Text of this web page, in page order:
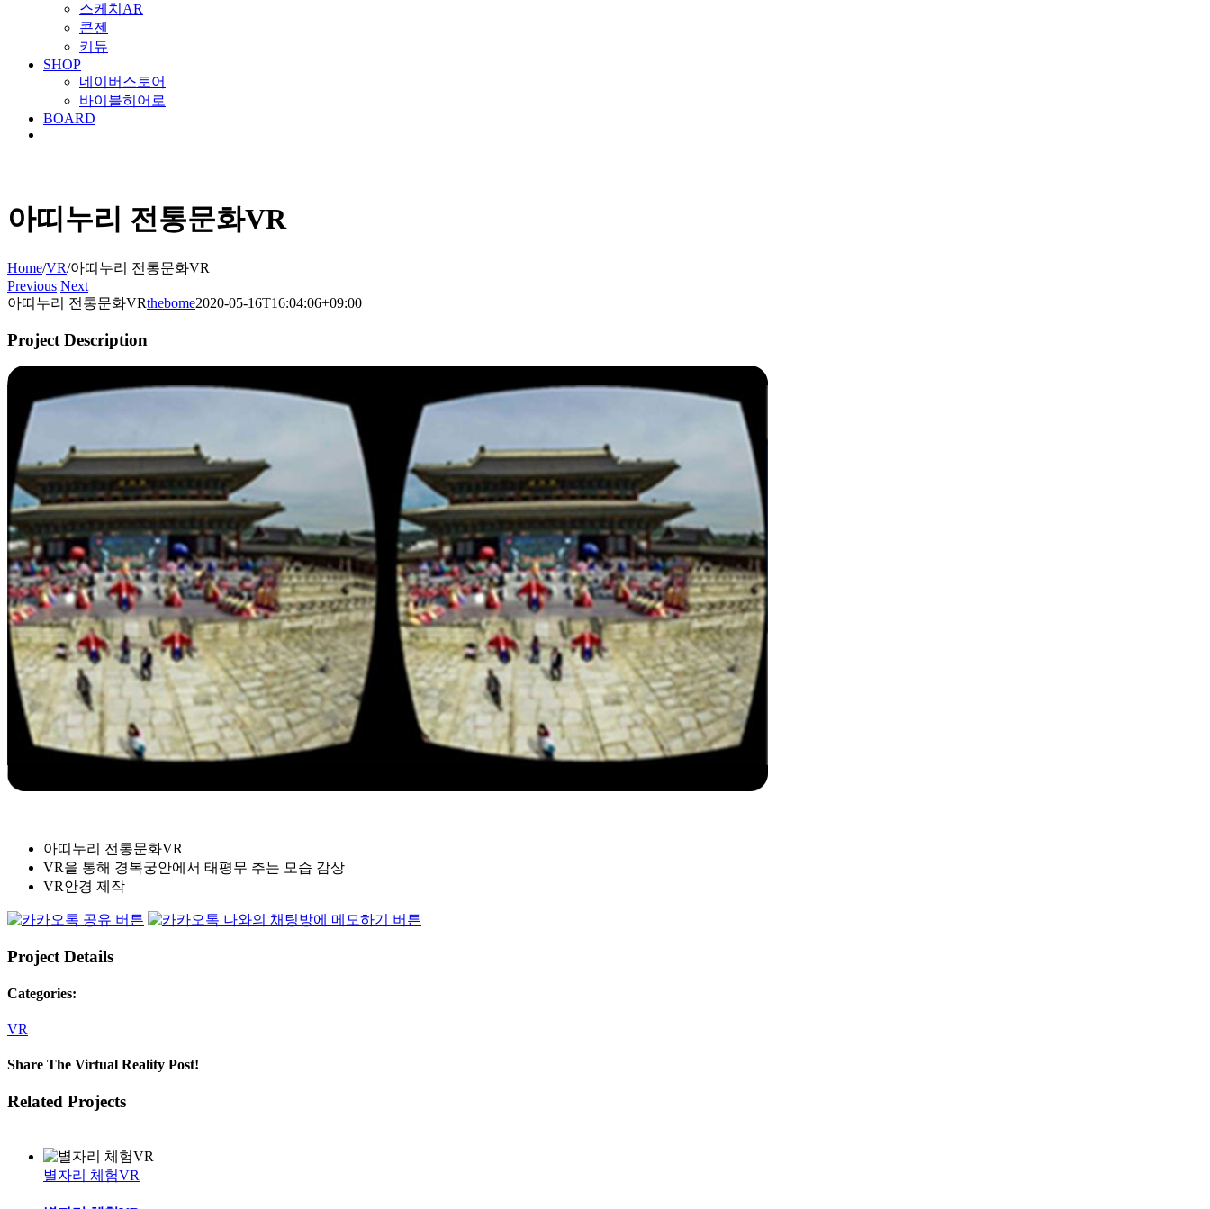
스케치AR
콘젠
키듀
SHOP
네이버스토어
바이블히어로
BOARD
아띠누리 전통문화VR
Home/VR/아띠누리 전통문화VR
Previous Next
아띠누리 전통문화VRthebome2020-05-16T16:04:06+09:00
Project Description
아띠누리 전통문화VR
VR을 통해 경복궁안에서 태평무 추는 모습 감상
VR안경 제작
Project Details
Categories:
VR
Share The Virtual Reality Post!
Facebook
Twitter
LinkedIn
Email
Related Projects
별자리 체험VR